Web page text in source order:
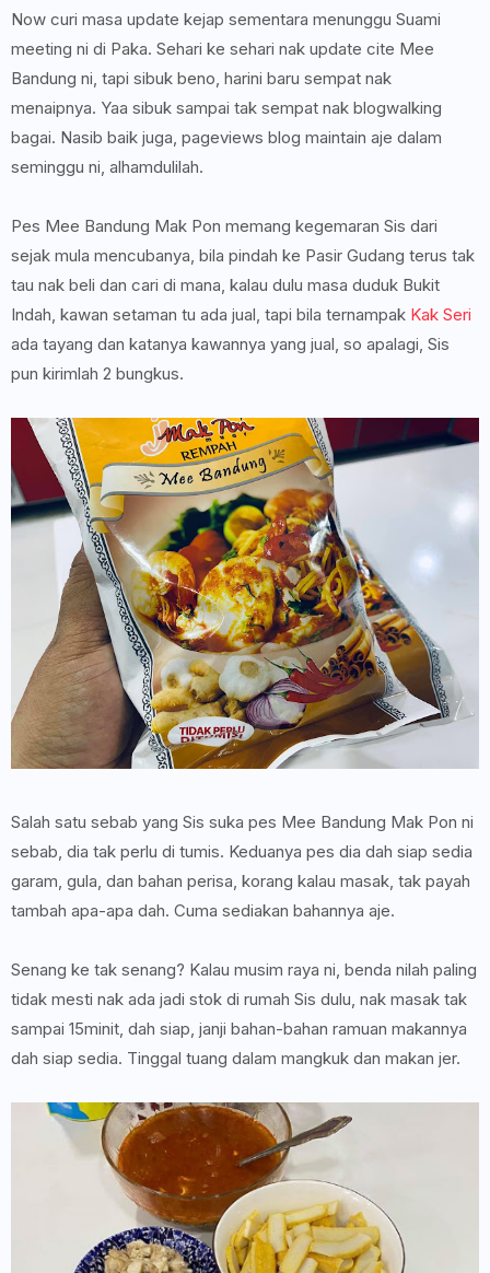
Now curi masa update kejap sementara menunggu Suami
meeting ni di Paka. Sehari ke sehari nak update cite Mee
Bandung ni, tapi sibuk beno, harini baru sempat nak
menaipnya. Yaa sibuk sampai tak sempat nak blogwalking
bagai. Nasib baik juga, pageviews blog maintain aje dalam
seminggu ni, alhamdulilah.
Pes Mee Bandung Mak Pon memang kegemaran Sis dari
sejak mula mencubanya, bila pindah ke Pasir Gudang terus tak
tau nak beli dan cari di mana, kalau dulu masa duduk Bukit
Indah, kawan setaman tu ada jual, tapi bila ternampak Kak Seri
ada tayang dan katanya kawannya yang jual, so apalagi, Sis
pun kirimlah 2 bungkus.
Salah satu sebab yang Sis suka pes Mee Bandung Mak Pon ni
sebab, dia tak perlu di tumis. Keduanya pes dia dah siap sedia
garam, gula, dan bahan perisa, korang kalau masak, tak payah
tambah apa-apa dah. Cuma sediakan bahannya aje.
Senang ke tak senang? Kalau musim raya ni, benda nilah paling
tidak mesti nak ada jadi stok di rumah Sis dulu, nak masak tak
sampai 15minit, dah siap, janji bahan-bahan ramuan makannya
dah siap sedia. Tinggal tuang dalam mangkuk dan makan jer.